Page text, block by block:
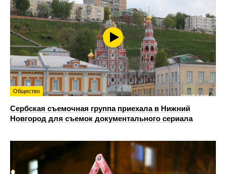
Общество
Сербская съемочная группа приехала в Нижний
Новгород для съемок документального сериала